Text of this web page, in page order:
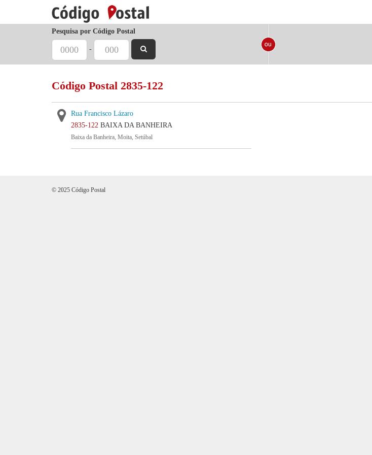
Pesquisa por Código Postal
-
Código Postal 2835-122
Rua Francisco Lázaro
2835-122 BAIXA DA BANHEIRA
Baixa da Banheira, Moita, Setúbal
© 2025 Código Postal